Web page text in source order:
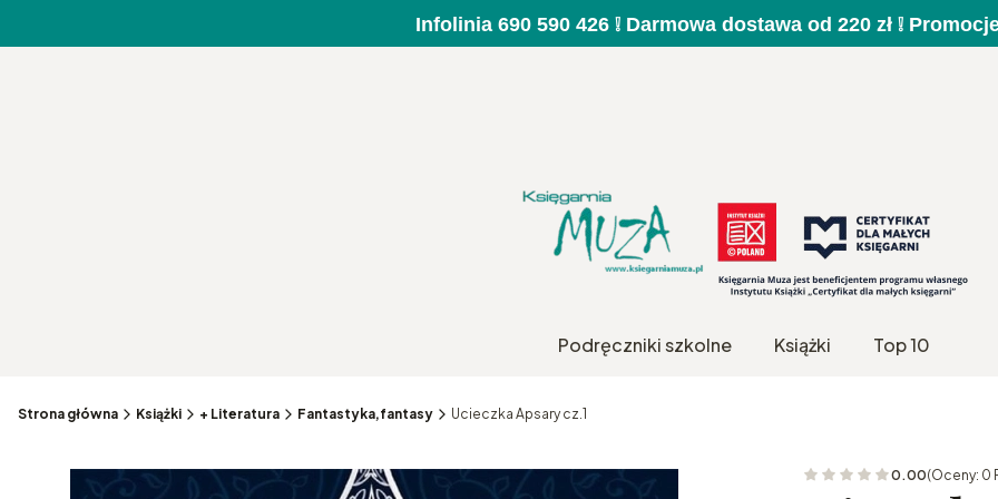
Infolinia 690 590 426 ❕ Darmowa dostawa od 220 zł ❕
Podręczniki szkolne Książki Top 10
Strona główna Książki + Literatura Fantastyka,fantasy Ucieczka Apsary cz.1
0.00(Oceny: 0